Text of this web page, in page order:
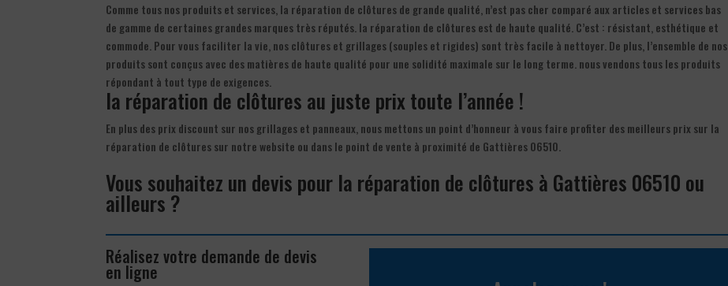
Comme tous nos produits et services, la réparation de clôtures de grande qualité, n’est pas cher comparé aux articles et services bas
de gamme de certaines grandes marques très réputés. la réparation de clôtures est de haute qualité. C’est : résistant, esthétique et
commode. Pour vous faciliter la vie, nos clôtures et grillages (souples et rigides) sont très facile à nettoyer. De plus, l’ensemble de nos
produits sont conçus avec des matières de haute qualité pour une solidité maximale sur le long terme. nous vendons tous les produits
répondant à tout type de exigences.
la réparation de clôtures au juste prix toute l’année !
En plus des prix discount sur nos grillages et panneaux, nous mettons un point d’honneur à vous faire profiter des meilleurs prix sur la
réparation de clôtures sur notre website ou dans le point de vente à proximité de Gattières 06510.
Vous souhaitez un devis pour la réparation de clôtures à Gattières 06510 ou
ailleurs ?
Réalisez votre demande de devis
en ligne